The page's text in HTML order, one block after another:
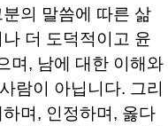
의 말씀에 따른 삶
더 도덕적이고 윤
며 , 남에 대한 이해와
람이 아닙니다. 그리
며 , 인정하며 , 옳다